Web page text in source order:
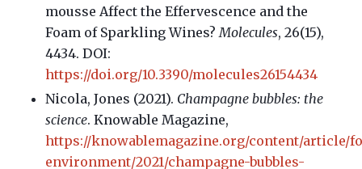
mousse Affect the Effervescence and the
Foam of Sparkling Wines? Molecules, 26(15),
4434. DOI:
https://doi.org/10.3390/molecules26154434
Nicola, Jones (2021). Champagne bubbles: the
science. Knowable Magazine,
https://knowablemagazine.org/content/article/
environment/2021/champagne-bubbles-